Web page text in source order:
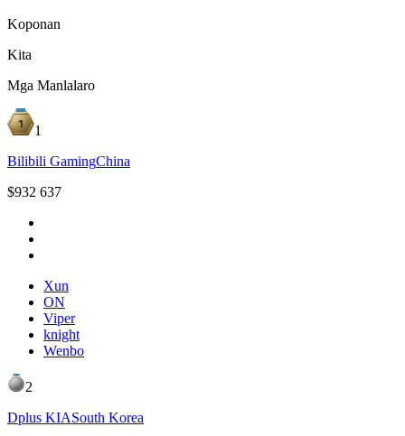
Koponan
Kita
Mga Manlalaro
1
Bilibili GamingChina
$932 637
Xun
ON
Viper
knight
Wenbo
2
Dplus KIASouth Korea